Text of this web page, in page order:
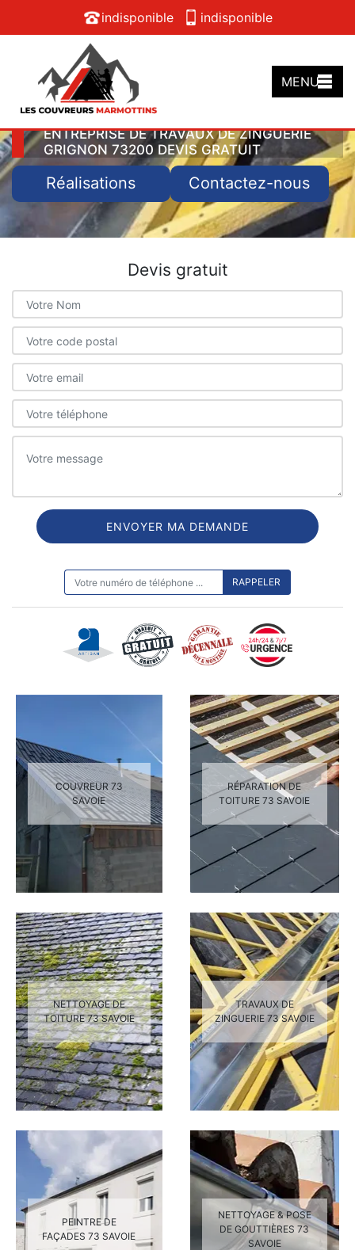
indisponible indisponible
MENU
ENTREPRISE DE TRAVAUX DE ZINGUERIE
GRIGNON 73200 DEVIS GRATUIT
Réalisations Contactez-nous
Devis gratuit
COUVREUR 73
SAVOIE
RÉPARATION DE
TOITURE 73 SAVOIE
NETTOYAGE DE
TOITURE 73 SAVOIE
TRAVAUX DE
ZINGUERIE 73 SAVOIE
PEINTRE DE
FAÇADES 73 SAVOIE
NETTOYAGE & POSE
DE GOUTTIÈRES 73
SAVOIE